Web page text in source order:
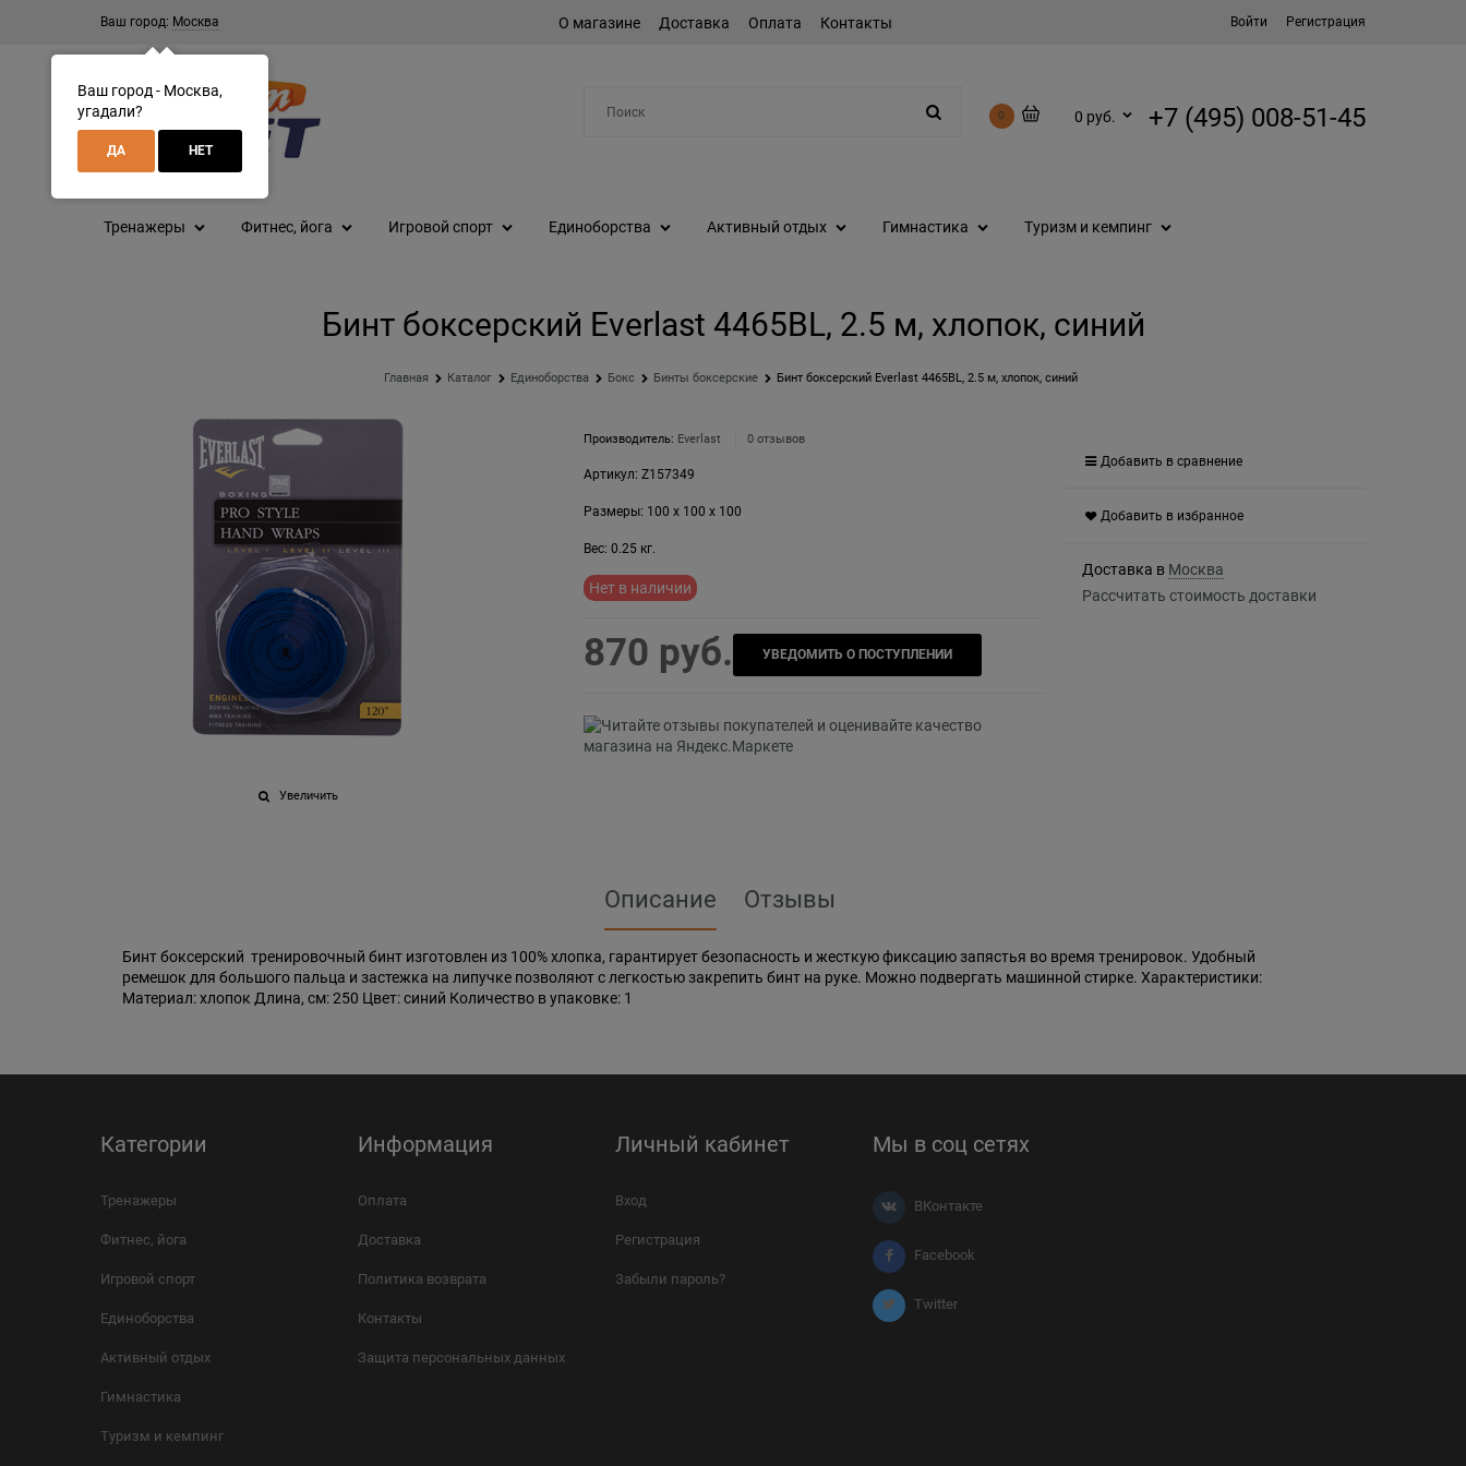
Ваш город: Москва О магазине Доставка Оплата Контакты Войти Регистрация
0 0 руб. +7 (495) 008-51-45
Тренажеры Фитнес, йога Игровой спорт Единоборства Активный отдых Гимнастика Туризм и кемпинг
Бинт боксерский Everlast 4465BL, 2.5 м, хлопок, синий
Главная Каталог Единоборства Бокс Бинты боксерские Бинт боксерский Everlast 4465BL, 2.5 м, хлопок, синий
Увеличить
Производитель: Everlast 0 отзывов
Артикул: Z157349
Размеры: 100 x 100 x 100
Вес: 0.25кг.
Нет в наличии
870 руб. УВЕДОМИТЬ О ПОСТУПЛЕНИИ
Добавить в сравнение
Добавить в избранное
Доставка в Москва
Рассчитать стоимость доставки
Описание Отзывы
Бинт боксерский тренировочный бинт изготовлен из 100% хлопка, гарантирует безопасность и жесткую фиксацию запястья во время тренировок. Удобный
ремешок для большого пальца и застежка на липучке позволяют с легкостью закрепить бинт на руке. Можно подвергать машинной стирке. Характеристики:
Материал: хлопок Длина, см: 250 Цвет: синий Количество в упаковке: 1
Категории
Тренажеры
Фитнес, йога
Игровой спорт
Единоборства
Активный отдых
Гимнастика
Туризм и кемпинг
Информация
Оплата
Доставка
Политика возврата
Контакты
Защита персональных данных
Личный кабинет
Вход
Регистрация
Забыли пароль?
Мы в соц сетях
ВКонтакте
Facebook
Twitter
Ваш город - Москва,
угадали?
ДА НЕТ